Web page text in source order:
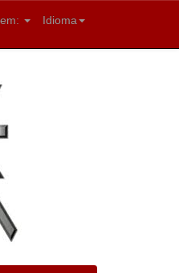
Idioma